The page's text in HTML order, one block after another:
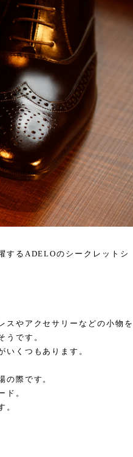
するADELOのシークレットシ
スやアクセサリーなどの小物を
うです。
くつもあります。
の際です。
ド。
。